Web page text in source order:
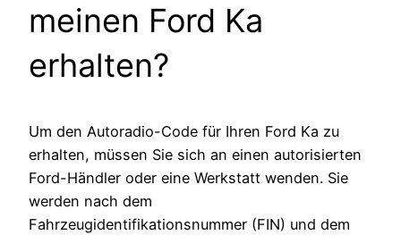
meinen Ford Ka
erhalten?
Um den Autoradio-Code für Ihren Ford Ka zu
erhalten, müssen Sie sich an einen autorisierten
Ford-Händler oder eine Werkstatt wenden. Sie
werden nach dem
Fahrzeugidentifikationsnummer (FIN) und dem